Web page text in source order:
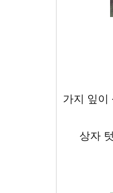
가지 잎이
상자